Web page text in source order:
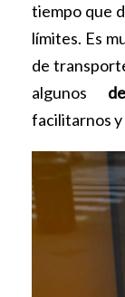
tiempo que
límites. Es
de
algunos
facilitarnos y